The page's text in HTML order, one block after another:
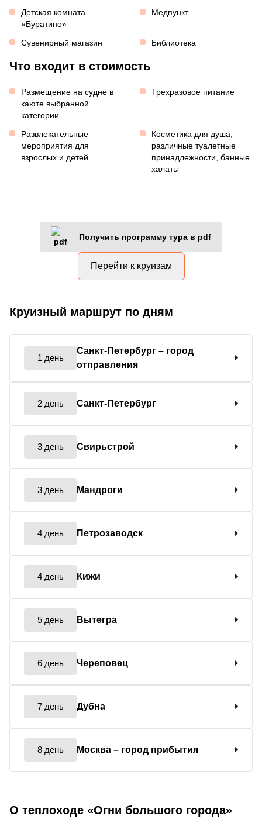
Детская комната
«Буратино»
Медпункт
Сувенирный магазин Библиотека
Что входит в стоимость
Размещение на судне в
каюте выбранной
категории
Трехразовое питание
Развлекательные
мероприятия для
взрослых и детей
Косметика для душа,
различные туалетные
принадлежности, банные
халаты
Получить программу тура в pdf
Перейти к круизам
Круизный маршрут по дням
1 день
Санкт-Петербург – город
отправления
2 день Санкт-Петербург
3 день Свирьстрой
3 день Мандроги
4 день Петрозаводск
4 день Кижи
5 день Вытегра
6 день Череповец
7 день Дубна
8 день Москва – город прибытия
О теплоходе «Огни большого города»